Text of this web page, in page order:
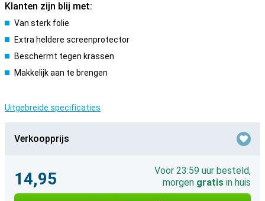
Klanten zijn blij met:
Van sterk folie
Extra heldere screenprotector
Beschermt tegen krassen
Makkelijk aan te brengen
Uitgebreide specificaties
Verkoopprijs
14,95
Voor 23:59 uur besteld,
morgen gratis in huis